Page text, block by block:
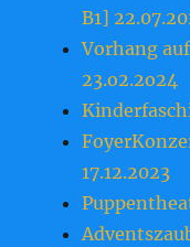
B1]
Vorhang
23.o2.2o24
17.12.2023